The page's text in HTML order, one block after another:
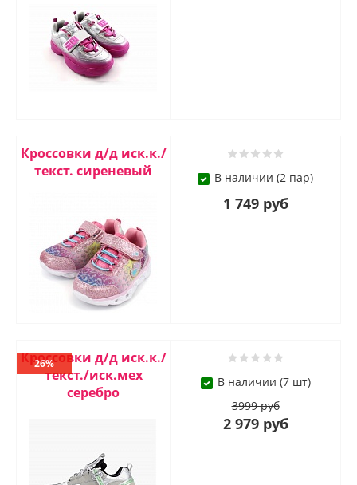
Кроссовки д/д иск.к./
текст. сиреневый
В наличии (2 пар)
1 749 руб
Кроссовки д/д иск.к./
текст./иск.мех
серебро
26%
В наличии (7 шт)
3999 руб
2 979 руб